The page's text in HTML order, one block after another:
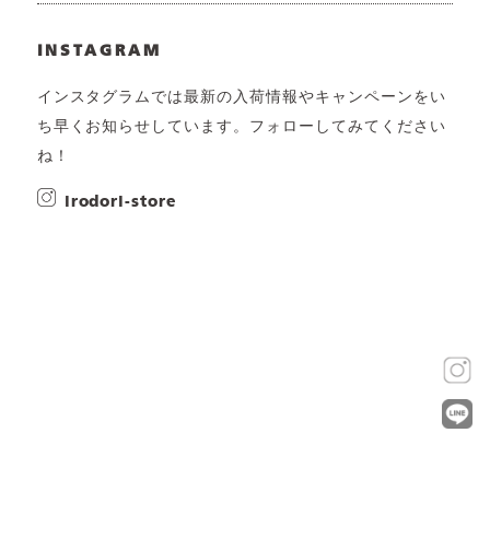
INSTAGRAM
インスタグラムでは最新の入荷情報やキャンペーンをい
ち早くお知らせしています。フォローしてみてください
ね！
irodori-store